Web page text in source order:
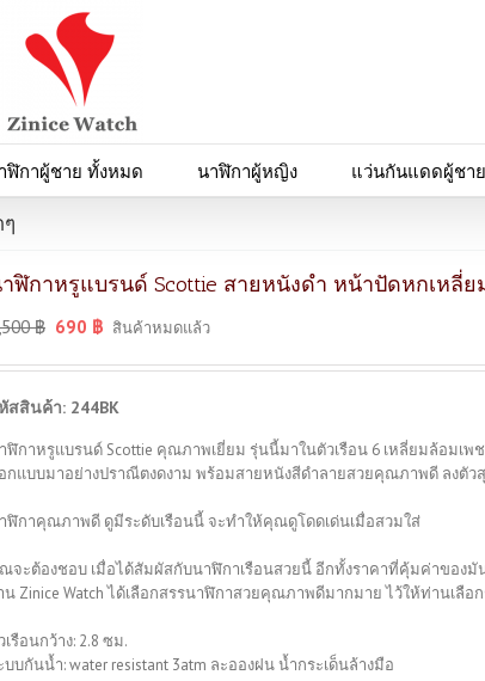
ฬิกาผู้ชาย ทั้งหมด นาฬิกาผู้หญิง แว่นกันแดดผู้ชาย
ฬิกาหรูแบรนด์ Scottie สายหนังดำ หน้าปัดหกเหลี่
฿ 690 ฿ สินค้าหมดแล้ว
สสินค้า: 244BK
ฬิกาหรูแบรนด์ Scottie คุณภาพเยี่ยม รุ่นนี้มาในตัวเรือน 6 เหลี่ยมล้อมเพ
กแบบมาอย่างปราณีตงดงาม พร้อมสายหนังสีดำลายสวยคุณภาพดี ลงตัว
ฬิกาคุณภาพดี ดูมีระดับเรือนนี้ จะทำให้คุณดูโดดเด่นเมื่อสวมใส่
จะต้องชอบ เมื่อได้สัมผัสกับนาฬิกาเรือนสวยนี้ อีกทั้งราคาที่คุ้มค่าของมั
น Zinice Watch ได้เลือกสรรนาฬิกาสวยคุณภาพดีมากมาย ไว้ให้ท่านเลือ
เรือนกว้าง: 2.8 ซม.
บบกันน้ำ: water resistant 3atm ละอองฝน น้ำกระเด็นล้างมือ